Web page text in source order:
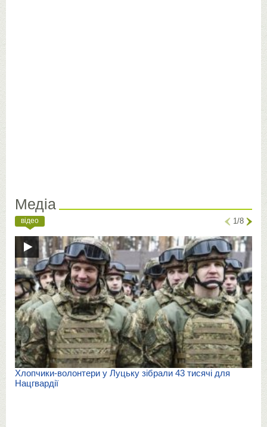
Медіа
відео 1/8
Хлопчики-волонтери у Луцьку зібрали 43 тисячі для
Нацгвардії